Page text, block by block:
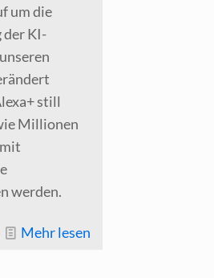
um die
der KI-
still
Millionen
werden.
Mehr lesen-